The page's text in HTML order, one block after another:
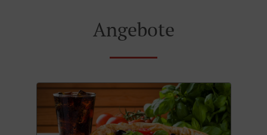
Angebote